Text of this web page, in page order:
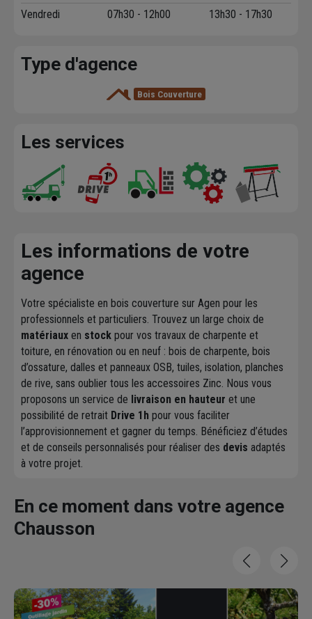
Vendredi
07h30 - 12h00 13h30 - 17h30
Type d'agence
Bois Couverture
Les services
Les informations de votre
agence
Votre spécialiste en bois couverture sur Agen pour les
professionnels et particuliers. Trouvez un large choix de
matériaux en stock pour vos travaux de charpente et
toiture, en rénovation ou en neuf : bois de charpente, bois
d’ossature, dalles et panneaux OSB, tuiles, isolation, planches
de rive, sans oublier tous les accessoires Zinc. Nous vous
proposons un service de livraison en hauteur et une
possibilité de retrait Drive 1h pour vous faciliter
l’approvisionnement et gagner du temps. Bénéficiez d’études
et de conseils personnalisés pour réaliser des devis adaptés
à votre projet.
En ce moment dans votre agence
Chausson